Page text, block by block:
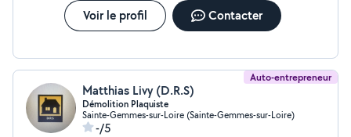
Voir le profil Contacter
Auto-entrepreneur
Matthias Livy (D.R.S)
Démolition Plaquiste
Sainte-Gemmes-sur-Loire (Sainte-Gemmes-sur-Loire)
-/5